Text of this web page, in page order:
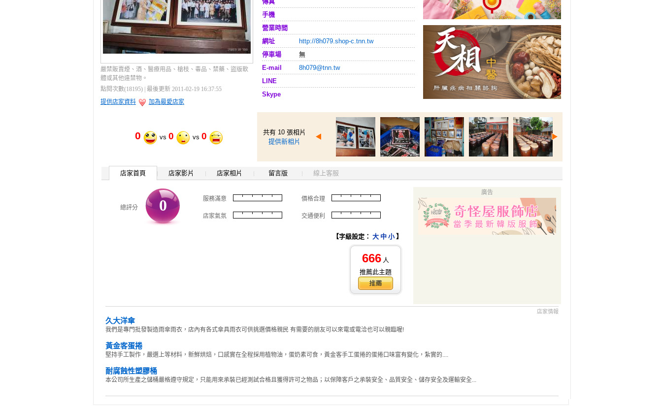
嚴禁販賣煙、酒、醫療用品、槍枝、毒品、禁藥、盜版軟
體或其他違禁物。
點閱次數(18195) | 最後更新 2011-02-19 16:37:55
提供店家資料
加為最愛店家
手機
營業時間
網址
http://8h079.shop-c.tnn.tw
停車場
無
E-mail
8h079@tnn.tw
LINE
Skype
0 vs 0 vs 0
共有 10 張相片
提供新相片
店家首頁 店家影片 店家相片 留言版 線上客服
總評分 0 服務滿意 價格合理
店家氣氛 交通便利
【字級設定： 大 中 小】
666 人
推薦此主題
廣告
店家情報
久大洋傘
我們是專門批發製造雨傘雨衣，店內有各式傘具雨衣可供挑選價格親民 有需要的朋友可以來電或電洽也可以親臨喔!
黃金客蛋捲
堅持手工製作，嚴選上等材料，新鮮烘焙，口感實在全程採用植物油，蛋奶素可食，黃金客手工蛋捲的蛋捲口味富有變化，紮實的....
耐腐蝕性塑膠桶
本公司所生產之儲桶嚴格遵守規定，只能用來承裝已經測試合格且獲得許可之物品；以保障客戶之承裝安全、品質安全、儲存安全及運輸安全...